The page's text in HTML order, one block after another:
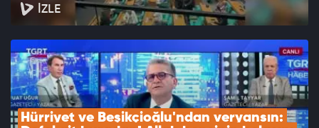
İZLE
Hürriyet ve Beşikçioğlu'ndan veryansın: